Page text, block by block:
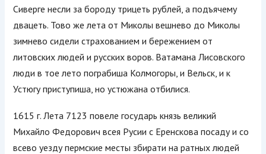
Сиверге несли за бороду трицеть рублей, а подъячему
двацеть. Тово же лета от Миколы вешнево до Миколы
зимнево сидели страхованием и бережением от
литовских людей и русских воров. Ватамана Лисовского
люди в тое лето пограбиша Колмогоры, и Вельск, и к
Устюгу приступиша, но устюжана отбилися.
1615 г. Лета 7123 повеле государь князь великий
Михайло Федорович всея Русии с Еренскова посаду и со
всево уезду пермские месты збирати на ратных людей